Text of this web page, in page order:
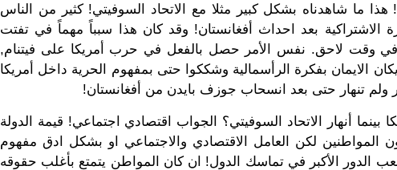
هذا ما شاهدناه بشكل كبير مثلا مع الاتحاد السوفيتي! كثير من الناس
الاشتراكية بعد احداث أفغانستان! وقد كان هذا سبباً مهماً في تفتت
في وقت لاحق. نفس الأمر حصل بالفعل في حرب أمريكا على فيتنام,
الايمان بفكرة الرأسمالية وشككوا حتى بمفهوم الحرية داخل أمريكا
ولم تنهار حتى بعد انسحاب جوزف بايدن من أفغانستان!
بينما أنهار الاتحاد السوفيتي؟ الجواب اقتصادي اجتماعي! قيمة الدولة
المواطنين لكن العامل الاقتصادي والاجتماعي او بشكل ادق مفهوم
الدور الأكبر في تماسك الدول! ان كان المواطن يتمتع بأغلب حقوقه